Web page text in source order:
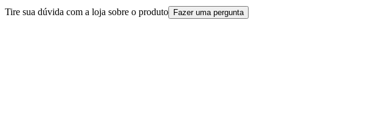
Tire sua dúvida com a loja sobre o produto Fazer uma pergunta